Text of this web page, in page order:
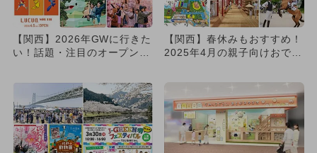
【関西】2026年GWに行きた
い！話題・注目のオープン＆
【関西】春休みもおすすめ！
2025年4月の親子向けおでか